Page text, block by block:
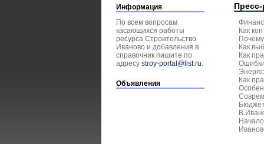
Информация
По всем вопросам
касающихся работы
ресурса Строительство
Иваново и добавления в
справочник пишите по
адресу stroy-portal@list.ru.
Объявления
Как
Как
Как
Как
В